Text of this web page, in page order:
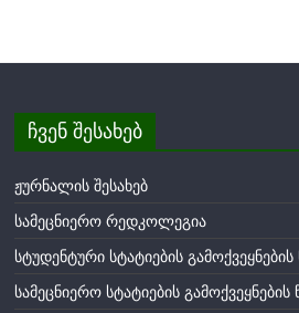
ჩვენ შესახებ
ჟურნალის შესახებ
სამეცნიერო რედკოლეგია
სტუდენტური სტატიების გამოქვეყნების
სამეცნიერო სტატიების გამოქვეყნების